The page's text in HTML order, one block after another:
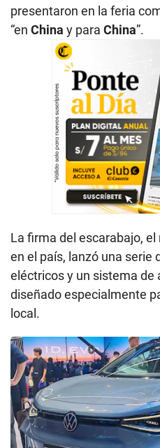
presentaron en la feria
“en China y para China”.
La firma del escarabajo,
en el país, lanzó una serie
eléctricos y un sistema de
diseñado especialmente
local.